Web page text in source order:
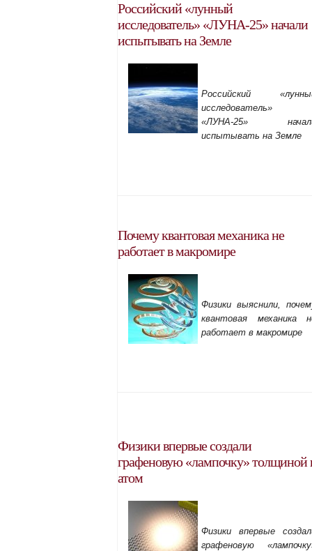
Российский «лунный
исследователь» «ЛУНА-25» начали
испытывать на Земле
Российский
исследователь»
«ЛУНА-25»
испытывать на Земле
Почему квантовая механика не
работает в макромире
Физики выяснили,
квантовая механика
работает в макромире
Физики впервые создали
графеновую «лампочку» толщиной
атом
Физики впервые
графеновую